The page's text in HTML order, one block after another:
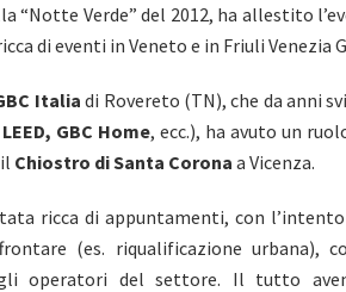
“Notte Verde” del 2012, ha allestito
di eventi in Veneto e in Friuli Venezia
Italia di Rovereto (TN), che da anni
LEED, GBC Home, ecc.), ha avuto un
Chiostro di Santa Corona a Vicenza.
ricca di appuntamenti, con
(es. riqualificazione urbana),
operatori del settore. Il tutto